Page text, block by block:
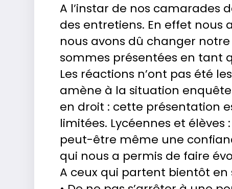
A l’instar de nos camarades
des entretiens. En effet nous
nous avons dû changer
sommes présentées en tant
Les réactions n’ont pas été
amène à la situation
en droit : cette présentation
limitées. Lycéennes et
peut-être même une
qui nous a permis de faire
A ceux qui partent bientôt en